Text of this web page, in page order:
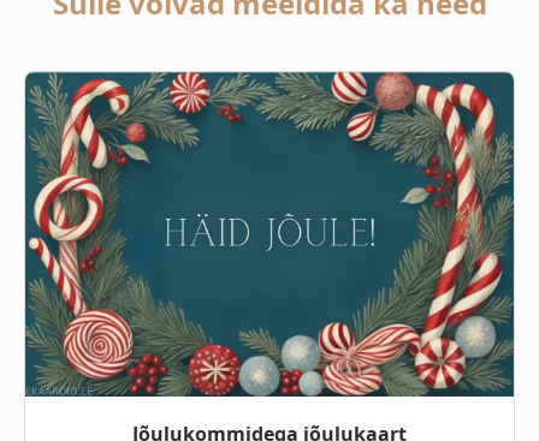
Jõulukommidega jõulukaart